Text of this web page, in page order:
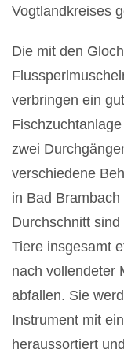
Vogtlandkreises
Die mit den
verbringen ein
zwei
verschiedene
in Bad
Durchschnitt
Tiere insgesamt
nach vollendeter
abfallen. Sie
Instrument mit
heraussortiert